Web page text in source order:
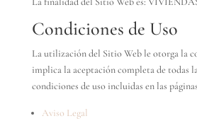
Condiciones de Uso
La utilización del Sitio Web le otorga la
implica la aceptación completa de todas
condiciones de uso incluidas en las
Aviso Legal